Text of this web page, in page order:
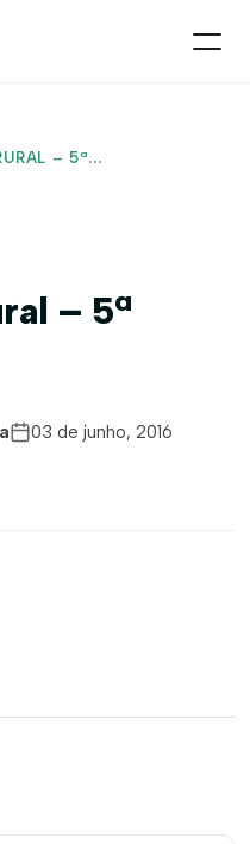
– 5ª...
– 5ª
03 de junho, 2016